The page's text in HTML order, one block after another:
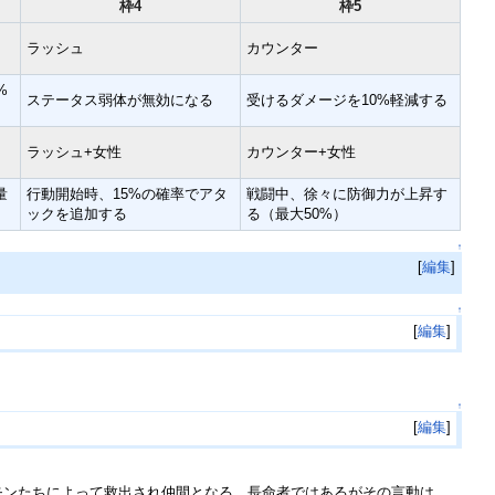
枠4
枠5
ラッシュ カウンター
ステータス弱体が無効になる 受けるダメージを10%軽減する
ラッシュ+女性 カウンター+女性
行動開始時、15%の確率でアタ
ックを追加する
戦闘中、徐々に防御力が上昇す
る（最大50%）
↑
[編集]
↑
[編集]
↑
[編集]